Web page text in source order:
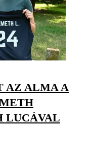
AZ ALMA A
LUCÁVAL